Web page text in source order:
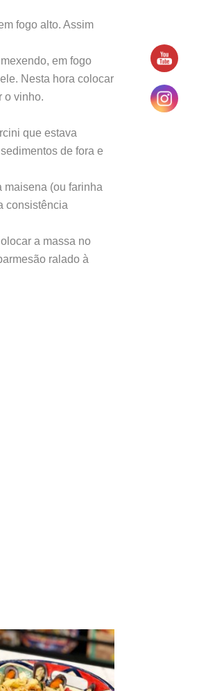
fogo alto. Assim
em fogo
Nesta hora colocar
o vinho.
que estava
de fora e
maisena (ou farinha
consistência
a massa no
ralado à